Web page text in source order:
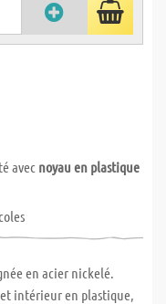
avec noyau en plastique
en acier nickelé.
intérieur en plastique,